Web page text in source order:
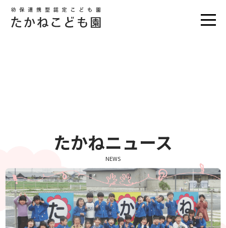
たかねニュース
NEWS